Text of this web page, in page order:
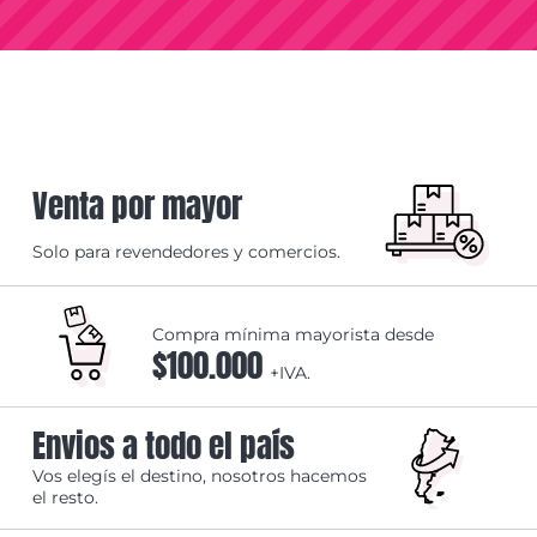
Venta por mayor
Solo para revendedores y comercios.
Compra mínima mayorista desde
$100.000 +IVA.
Envios a todo el país
Vos elegís el destino, nosotros hacemos
el resto.